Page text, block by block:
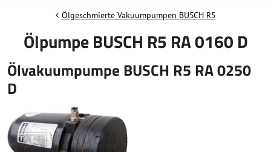
Ölgeschmierte Vakuumpumpen BUSCH R5
Ölpumpe BUSCH R5 RA 0160 D
Ölvakuumpumpe BUSCH R5 RA 0250
D